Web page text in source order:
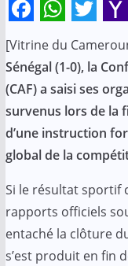
F
a
c
e
b
o
o
k
W
h
a
t
s
A
p
p
T
w
i
t
t
e
r
Y
a
h
o
o
M
a
i
l
[Vitrine du
Sénégal (1-0), la
(CAF) a saisi ses
survenus lors de la
d’une instruction
global de la
Si le résultat sportif
rapports officiels
entaché la clôture
s’est produit en fin